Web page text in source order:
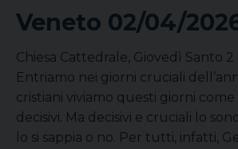
Veneto 02/04/
Chiesa Cattedrale, Giovedì Santo
Entriamo nei giorni cruciali
cristiani viviamo questi giorni
decisivi. Ma decisivi e cruciali lo
lo si sappia o no. Per tutti, infatti,